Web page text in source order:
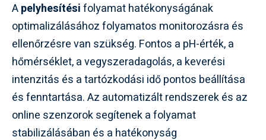
Apelyhesítésifolyamat hatékonyságának
optimalizálásához folyamatos monitorozásra és
ellenőrzésre van szükség. Fontos a pH-érték, a
hőmérséklet, a vegyszeradagolás, a keverési
intenzitás és a tartózkodási idő pontos beállítása
és fenntartása. Az automatizált rendszerek és az
online szenzorok segítenek a folyamat
stabilizálásában és a hatékonyság